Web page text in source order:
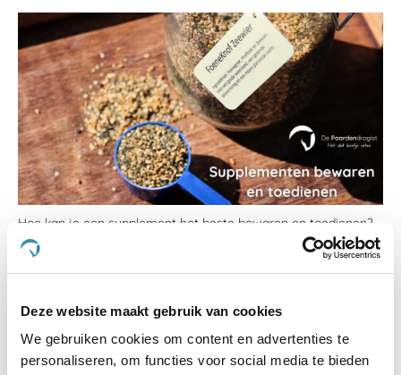
Deze website maakt gebruik van cookies
We gebruiken cookies om content en advertenties te
personaliseren, om functies voor social media te bieden
Hoe kan je een supplement het beste bewaren en toedienen?